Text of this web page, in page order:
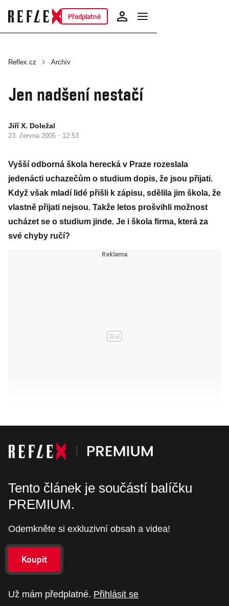
Předplatné
Reflex.cz Archív
Jen nadšení nestačí
Jiří X. Doležal
23. června 2005 · 12:53
Vyšší odborná škola herecká v Praze rozeslala
jedenácti uchazečům o studium dopis, že jsou přijati.
Když však mladí lidé přišli k zápisu, sdělila jim škola, že
vlastně přijati nejsou. Takže letos prošvihli možnost
ucházet se o studium jinde. Je i škola firma, která za
své chyby ručí?
Tento článek je součástí balíčku
PREMIUM.
Odemkněte si exkluzivní obsah a videa!
Koupit
Už mám předplatné. Přihlásit se